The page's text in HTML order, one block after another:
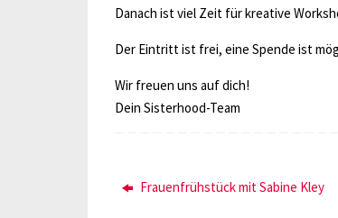
Danach ist viel Zeit für kreative
Der Eintritt ist frei, eine Spende ist
Wir freuen uns auf dich!
Dein Sisterhood-Team
Frauenfrühstück mit Sabine Kley